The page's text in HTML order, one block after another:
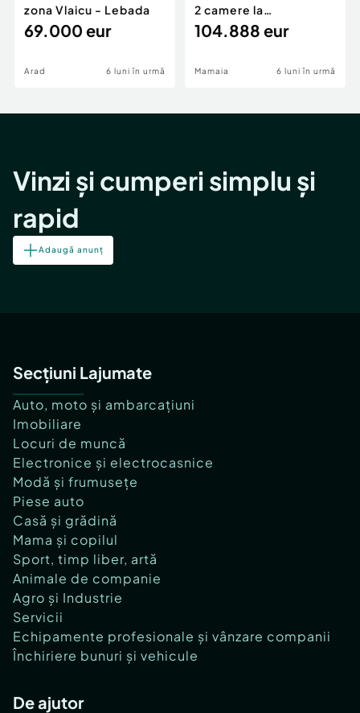
zona Vlaicu - Lebada
69.000 eur
Arad 6 luni în urmă
2 camere la
cheie,langa Mega
104.888 eur
Mamaia 6 luni în urmă
Vinzi și cumperi simplu și
rapid
Adaugă anunț
Secțiuni Lajumate
Auto, moto și ambarcațiuni
Imobiliare
Locuri de muncă
Electronice și electrocasnice
Modă și frumusețe
Piese auto
Casă și grădină
Mama și copilul
Sport, timp liber, artă
Animale de companie
Agro și Industrie
Servicii
Echipamente profesionale și vânzare companii
Închiriere bunuri și vehicule
De ajutor